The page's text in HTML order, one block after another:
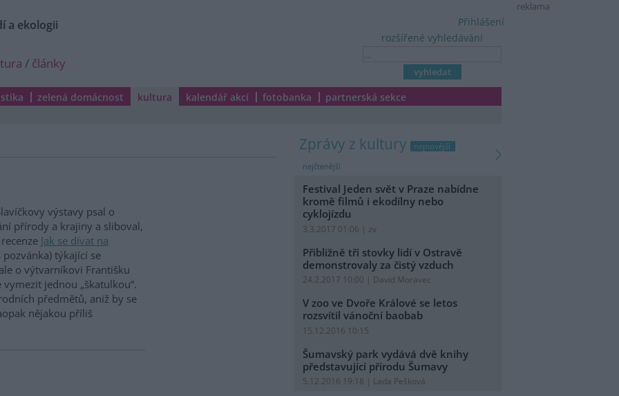
reklama
a ekologii
/ články
rozšířené vyhledávání
Přihlášení
zelená domácnost kultura kalendář akcí fotobanka partnerská sekce
výstavy psal o
přírody a krajiny a sliboval,
Jak se dívat na
pozvánka) týkající se
o výtvarníkovi Františku
jednou „škatulkou“.
předmětů, aniž by se
nějakou příliš
zprávy z kultury
nejnovější
nejčtenější
Festival Jeden svět v Praze nabídne
kromě filmů i ekodílny nebo
cyklojízdu
3.3.2017 01:06 | zv
Přibližně tři stovky lidí v Ostravě
demonstrovaly za čistý vzduch
24.2.2017 10:00 | David Moravec
V zoo ve Dvoře Králové se letos
rozsvítil vánoční baobab
15.12.2016 10:15
Šumavský park vydává dvě knihy
představující přírodu Šumavy
5.12.2016 19:18 | Lada Pešková